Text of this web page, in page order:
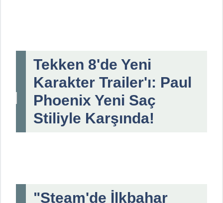
Tekken 8'de Yeni
Karakter Trailer'ı: Paul
Phoenix Yeni Saç
Stiliyle Karşında!
"Steam'de İlkbahar